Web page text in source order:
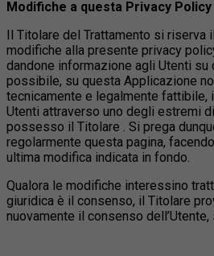
Modifiche a questa Privacy Policy
Il Titolare del Trattamento si riserva
modifiche alla presente privacy
dandone informazione agli Utenti su
possibile, su questa Applicazione
tecnicamente e legalmente fattibile,
Utenti attraverso uno degli estremi
possesso il Titolare . Si prega
regolarmente questa pagina,
ultima modifica indicata in fondo.
Qualora le modifiche interessino
giuridica è il consenso, il Titolare
nuovamente il consenso